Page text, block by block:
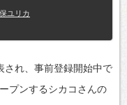
ユリカ
され、事前登録開始中で
プンするシカコさんの